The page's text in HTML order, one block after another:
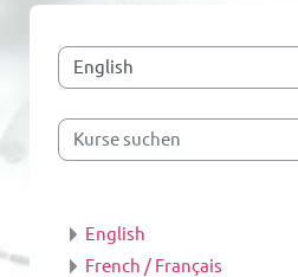
Kursbereiche
Kurse suchen
English
French / Français